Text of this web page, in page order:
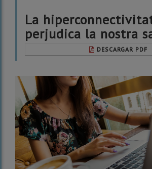
La
perjudica la nostra
DESCARGAR PDF